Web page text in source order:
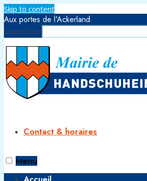
Skip to content
Aux portes de l'Ackerland
Search for:
Contact & horaires
Menu